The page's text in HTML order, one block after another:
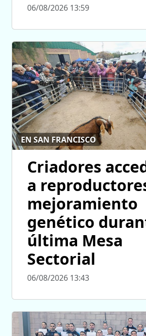
06/08/2026 13:59
EN SAN FRANCISCO
Criadores
a
mejoramiento
genético
última Mesa
Sectorial
06/08/2026 13:43